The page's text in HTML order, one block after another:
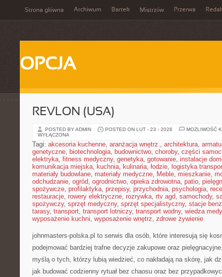
Strona główna Archiwum Bartek Mistrzów Przerwa
OPCJA
REVLON (USA)
POSTED BY ADMIN POSTED ON LUT - 23 - 2026
MOŻLIWOŚĆ
WYŁĄCZONA
Tagi: akcesoria kuchenne, aranżacja wnętrz., architektura,
genetyczne, biotechnologia, budownictwo, choroby, części
elektryka, fitness medyczny, genetyka, gotowanie, instalacje
komunikacja miejska, kuchnia, kulinaria, łodzie, logistyka
materiały budowlane, materiały medyczne, Meble, mieszkanie,
odchudzanie, ogród, ogrodnictwo, opieka zdrowotna, patio,
spożywcze, profilaktyka, przepisy, przychodnia, psychologia,
restauracje, rowery elektryczne, rozrywka, rtv agd, samochody,
spożywczy, sprzęt medyczny, sprzęt specjalistyczny, stacje
tarasy, transport, transport lotniczy, transport wodny, wiedza
wyposażenie kuchni, wyposażenie wnętrz, zdrowe żywienie
johnmasters-polska.pl to serwis dla osób, które interesują się
podejmować bardziej trafne decyzje zakupowe oraz
myślą o tych, którzy lubią wiedzieć, co nakładają na skórę, jak
jak budować codzienny rytuał bez chaosu oraz bez